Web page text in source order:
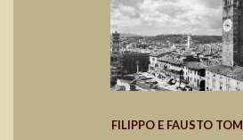
FILIPPO E FAUSTO